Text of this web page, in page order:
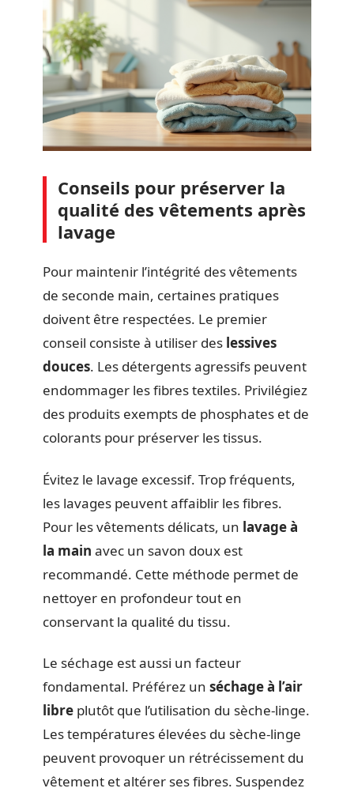
Conseils pour préserver la
qualité des vêtements après
lavage
Pour maintenir l’intégrité des vêtements
de seconde main, certaines pratiques
doivent être respectées. Le premier
conseil consiste à utiliser des lessives
douces. Les détergents agressifs peuvent
endommager les fibres textiles. Privilégiez
des produits exempts de phosphates et de
colorants pour préserver les tissus.
Évitez le lavage excessif. Trop fréquents,
les lavages peuvent affaiblir les fibres.
Pour les vêtements délicats, un lavage à
la main avec un savon doux est
recommandé. Cette méthode permet de
nettoyer en profondeur tout en
conservant la qualité du tissu.
Le séchage est aussi un facteur
fondamental. Préférez un séchage à l’air
libre plutôt que l’utilisation du sèche-linge.
Les températures élevées du sèche-linge
peuvent provoquer un rétrécissement du
vêtement et altérer ses fibres. Suspendez